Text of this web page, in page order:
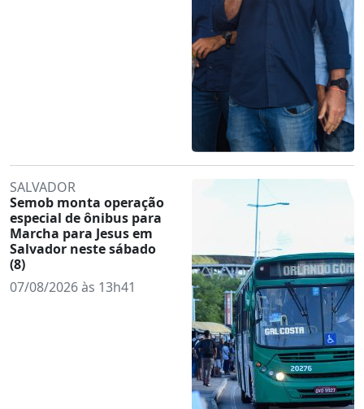
SALVADOR
Semob monta operação
especial de ônibus para
Marcha para Jesus em
Salvador neste sábado
(8)
07/08/2026 às 13h41